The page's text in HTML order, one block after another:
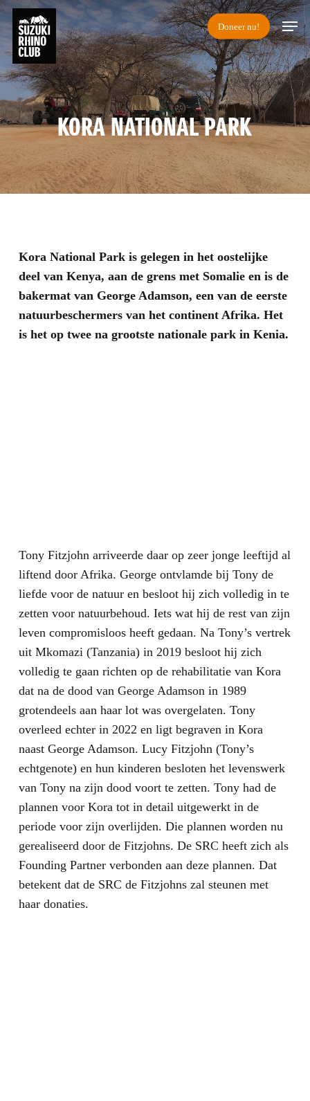
Skip
main
content
Doneer nu!
Menu
KORA NATIONAL PARK
Kora National Park is gelegen in het oostelijke
deel van Kenya, aan de grens met Somalie en is de
bakermat van George Adamson, een van de eerste
natuurbeschermers van het continent Afrika. Het
is het op twee na grootste nationale park in Kenia.
Tony Fitzjohn arriveerde daar op zeer jonge leeftijd al
liftend door Afrika. George ontvlamde bij Tony de
liefde voor de natuur en besloot hij zich volledig in te
zetten voor natuurbehoud. Iets wat hij de rest van zijn
leven compromisloos heeft gedaan. Na Tony’s vertrek
uit Mkomazi (Tanzania) in 2019 besloot hij zich
volledig te gaan richten op de rehabilitatie van Kora
dat na de dood van George Adamson in 1989
grotendeels aan haar lot was overgelaten. Tony
overleed echter in 2022 en ligt begraven in Kora
naast George Adamson. Lucy Fitzjohn (Tony’s
echtgenote) en hun kinderen besloten het levenswerk
van Tony na zijn dood voort te zetten. Tony had de
plannen voor Kora tot in detail uitgewerkt in de
periode voor zijn overlijden. Die plannen worden nu
gerealiseerd door de Fitzjohns. De SRC heeft zich als
Founding Partner verbonden aan deze plannen. Dat
betekent dat de SRC de Fitzjohns zal steunen met
haar donaties.